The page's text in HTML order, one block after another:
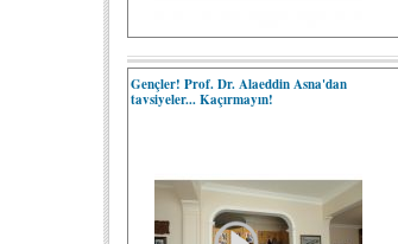
Gençler! Prof. Dr. Alaeddin Asna'dan
tavsiyeler... Kaçırmayın!